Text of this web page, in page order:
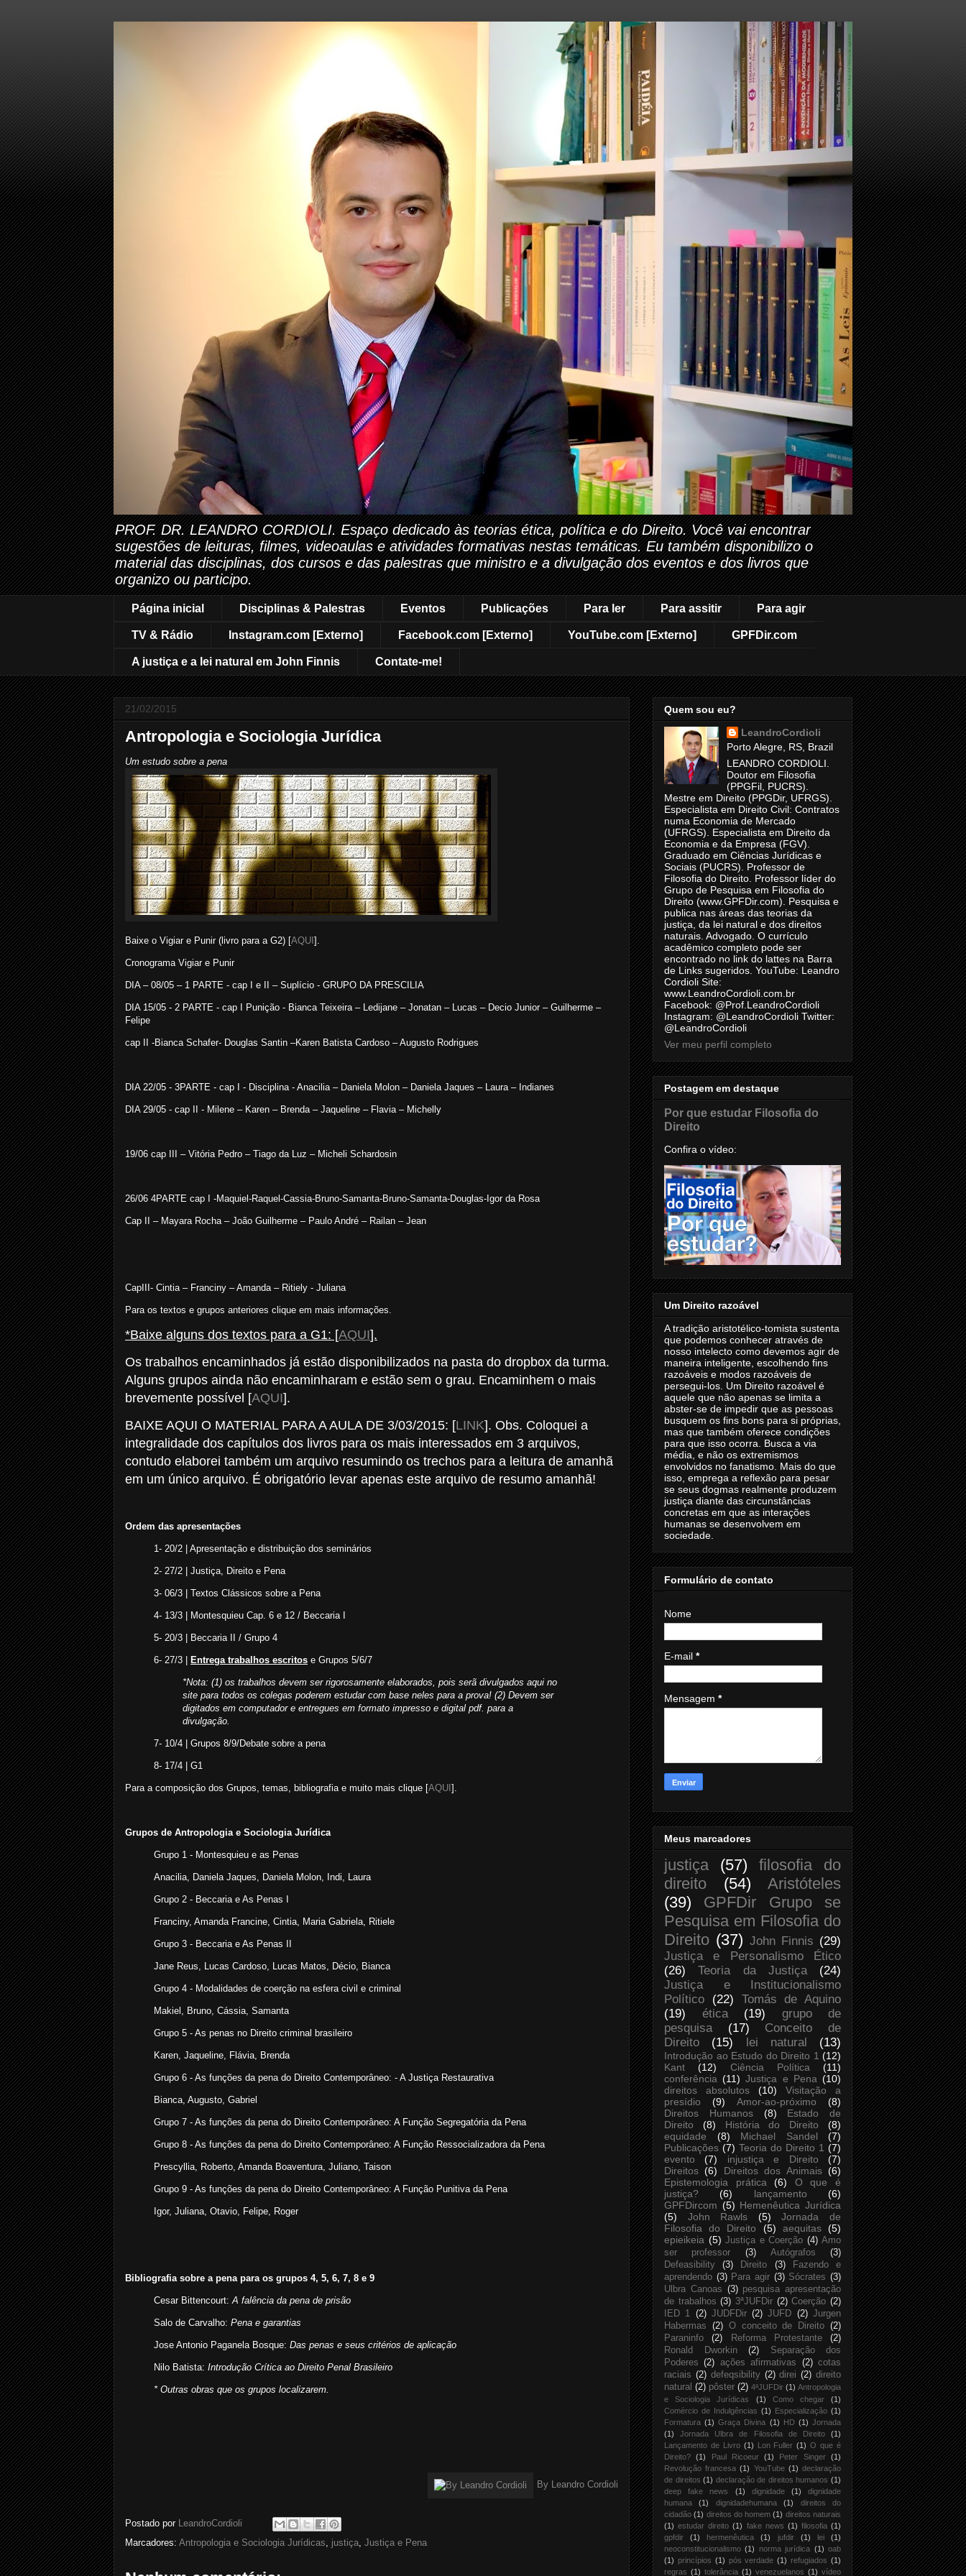
PROF. DR. LEANDRO CORDIOLI. Espaço dedicado às teorias ética, política e do Direito. Você vai encontrar
sugestões de leituras, filmes, videoaulas e atividades formativas nestas temáticas. Eu também disponibilizo o
material das disciplinas, dos cursos e das palestras que ministro e a divulgação dos eventos e dos livros que
organizo ou participo.
Página inicial Disciplinas & Palestras Eventos Publicações Para ler Para assitir Para agir
TV & Rádio Instagram.com [Externo] Facebook.com [Externo] YouTube.com [Externo] GPFDir.com
A justiça e a lei natural em John Finnis Contate-me!
21/02/2015
Antropologia e Sociologia Jurídica
Um estudo sobre a pena
Baixe o Vigiar e Punir (livro para a G2) [AQUI].
Cronograma Vigiar e Punir
DIA – 08/05 – 1 PARTE - cap I e II – Suplício - GRUPO DA PRESCILIA
DIA 15/05 - 2 PARTE - cap I Punição - Bianca Teixeira – Ledijane – Jonatan – Lucas – Decio Junior – Guilherme –
Felipe
cap II -Bianca Schafer- Douglas Santin –Karen Batista Cardoso – Augusto Rodrigues
DIA 22/05 - 3PARTE - cap I - Disciplina - Anacilia – Daniela Molon – Daniela Jaques – Laura – Indianes
DIA 29/05 - cap II - Milene – Karen – Brenda – Jaqueline – Flavia – Michelly
19/06 cap III – Vitória Pedro – Tiago da Luz – Micheli Schardosin
26/06 4PARTE cap I -Maquiel-Raquel-Cassia-Bruno-Samanta-Bruno-Samanta-Douglas-Igor da Rosa
Cap II – Mayara Rocha – João Guilherme – Paulo André – Railan – Jean
CapIII- Cintia – Franciny – Amanda – Ritiely - Juliana
Para os textos e grupos anteriores clique em mais informações.
*Baixe alguns dos textos para a G1: [AQUI].
Os trabalhos encaminhados já estão disponibilizados na pasta do dropbox da turma.
Alguns grupos ainda não encaminharam e estão sem o grau. Encaminhem o mais
brevemente possível [AQUI].
BAIXE AQUI O MATERIAL PARA A AULA DE 3/03/2015: [LINK]. Obs. Coloquei a
integralidade dos capítulos dos livros para os mais interessados em 3 arquivos,
contudo elaborei também um arquivo resumindo os trechos para a leitura de amanhã
em um único arquivo. É obrigatório levar apenas este arquivo de resumo amanhã!
Ordem das apresentações
1- 20/2 | Apresentação e distribuição dos seminários
2- 27/2 | Justiça, Direito e Pena
3- 06/3 | Textos Clássicos sobre a Pena
4- 13/3 | Montesquieu Cap. 6 e 12 / Beccaria I
5- 20/3 | Beccaria II / Grupo 4
6- 27/3 | Entrega trabalhos escritos e Grupos 5/6/7
*Nota: (1) os trabalhos devem ser rigorosamente elaborados, pois serã divulgados aqui no
site para todos os colegas poderem estudar com base neles para a prova! (2) Devem ser
digitados em computador e entregues em formato impresso e digital pdf. para a
divulgação.
7- 10/4 | Grupos 8/9/Debate sobre a pena
8- 17/4 | G1
Para a composição dos Grupos, temas, bibliografia e muito mais clique [AQUI].
Grupos de Antropologia e Sociologia Jurídica
Grupo 1 - Montesquieu e as Penas
Anacilia, Daniela Jaques, Daniela Molon, Indi, Laura
Grupo 2 - Beccaria e As Penas I
Franciny, Amanda Francine, Cintia, Maria Gabriela, Ritiele
Grupo 3 - Beccaria e As Penas II
Jane Reus, Lucas Cardoso, Lucas Matos, Décio, Bianca
Grupo 4 - Modalidades de coerção na esfera civil e criminal
Makiel, Bruno, Cássia, Samanta
Grupo 5 - As penas no Direito criminal brasileiro
Karen, Jaqueline, Flávia, Brenda
Grupo 6 - As funções da pena do Direito Contemporâneo: - A Justiça Restaurativa
Bianca, Augusto, Gabriel
Grupo 7 - As funções da pena do Direito Contemporâneo: A Função Segregatória da Pena
Grupo 8 - As funções da pena do Direito Contemporâneo: A Função Ressocializadora da Pena
Prescyllia, Roberto, Amanda Boaventura, Juliano, Taison
Grupo 9 - As funções da pena do Direito Contemporâneo: A Função Punitiva da Pena
Igor, Juliana, Otavio, Felipe, Roger
Bibliografia sobre a pena para os grupos 4, 5, 6, 7, 8 e 9
Cesar Bittencourt: A falência da pena de prisão
Salo de Carvalho: Pena e garantias
Jose Antonio Paganela Bosque: Das penas e seus critérios de aplicação
Nilo Batista: Introdução Crítica ao Direito Penal Brasileiro
* Outras obras que os grupos localizarem.
By Leandro Cordioli
Postado por
LeandroCordioli
Marcadores: Antropologia e Sociologia Jurídicas justiça Justiça e Pena
Quem sou eu?
LeandroCordioli
Porto Alegre, RS, Brazil
LEANDRO CORDIOLI.
Doutor em Filosofia
(PPGFil, PUCRS).
Mestre em Direito (PPGDir, UFRGS).
Especialista em Direito Civil: Contratos
numa Economia de Mercado
(UFRGS). Especialista em Direito da
Economia e da Empresa (FGV).
Graduado em Ciências Jurídicas e
Sociais (PUCRS). Professor de
Filosofia do Direito. Professor líder do
Grupo de Pesquisa em Filosofia do
Direito (www.GPFDir.com). Pesquisa e
publica nas áreas das teorias da
justiça, da lei natural e dos direitos
naturais. Advogado. O currículo
acadêmico completo pode ser
encontrado no link do lattes na Barra
de Links sugeridos. YouTube: Leandro
Cordioli Site:
www.LeandroCordioli.com.br
Facebook: @Prof.LeandroCordioli
Instagram: @LeandroCordioli Twitter:
@LeandroCordioli
Ver meu perfil completo
Postagem em destaque
Por que estudar Filosofia do
Direito
Confira o vídeo:
Um Direito razoável
A tradição aristotélico-tomista sustenta
que podemos conhecer através de
nosso intelecto como devemos agir de
maneira inteligente, escolhendo fins
razoáveis e modos razoáveis de
persegui-los. Um Direito razoável é
aquele que não apenas se limita a
abster-se de impedir que as pessoas
busquem os fins bons para si próprias,
mas que também oferece condições
para que isso ocorra. Busca a via
média, e não os extremismos
envolvidos no fanatismo. Mais do que
isso, emprega a reflexão para pesar
se seus dogmas realmente produzem
justiça diante das circunstâncias
concretas em que as interações
humanas se desenvolvem em
sociedade.
Formulário de contato
Nome
E-mail *
Mensagem *
Meus marcadores
justiça (57)
filosofia do
direito
(54)
Aristóteles
(39)
GPFDir Grupo se
Pesquisa em Filosofia do
Direito (37) John Finnis (29)
Justiça e Personalismo Ético
(26)
Teoria da Justiça
(24)
Justiça e Institucionalismo
Político
(22)
Tomás de Aquino
(19)
ética (19)
grupo de
pesquisa
(17)
Conceito de
Direito
(15) lei natural (13)
Introdução ao Estudo do Direito 1 (12)
Kant
(12) Ciência Política
(11)
conferência (11) Justiça e Pena (10)
direitos absolutos
(10)
Visitação a
presídio
(9) Amor-ao-próximo
(8)
Direitos Humanos
(8)
Estado de
Direito
(8) História do Direito
(8)
equidade
(8) Michael Sandel
(7)
Publicações (7) Teoria do Direito 1 (7)
evento
(7) injustiça e Direito
(7)
Direitos (6) Direitos dos Animais (6)
Epistemologia prática
(6)
O que é
justiça?
(6) lançamento
(6)
GPFDircom (5) Hemenêutica Jurídica
(5)
John Rawls (5)
Jornada de
Filosofia do Direito
(5) aequitas (5)
epieikeia (5) Justiça e Coerção (4) Amo
ser professor
(3) Autógrafos
(3)
Defeasibility
(3) Direito (3)
Fazendo e
aprendendo (3) Para agir (3) Sócrates (3)
Ulbra Canoas (3) pesquisa apresentação
de trabalhos (3) 3ªJUFDir (2) Coerção (2)
IED 1 (2) JUDFDir (2) JUFD (2) Jurgen
Habermas
(2) O conceito de Direito (2)
Paraninfo
(2) Reforma Protestante
(2)
Ronald Dworkin
(2)
Separação dos
Poderes
(2) ações afirmativas (2) cotas
raciais (2) defeqsibility (2) direi (2) direito
natural (2) pôster (2) 4ªJUFDir (1) Antropologia
e Sociologia Jurídicas
(1) Como chegar
(1)
Comércio de Indulgências (1) Especialização (1)
Formatura (1) Graça Divina (1) HD (1) Jornada
(1)
Jornada Ulbra de Filosofia de Direito
(1)
Lançamento de Livro (1) Lon Fuller (1) O que é
Direito?
(1) Paul Ricoeur (1) Peter Singer
(1)
Revolução francesa (1) YouTube (1) declaração
de direitos (1) declaração de direitos humanos (1)
deep fake news
(1) dignidade (1)
dignidade
humana
(1) dignidadehumana (1)
direitos do
cidadão (1) direitos do homem (1) direitos naturais
(1) estudar direito (1) fake news (1) filosofia (1)
gpfdir
(1) hermenêutica (1) jufdir (1) lei
(1)
neoconstitucionalismo (1) norma jurídica (1) oab
(1) princípios (1) pós verdade (1) refugiados (1)
regras (1) tolerância (1) venezuelanos (1) vídeo